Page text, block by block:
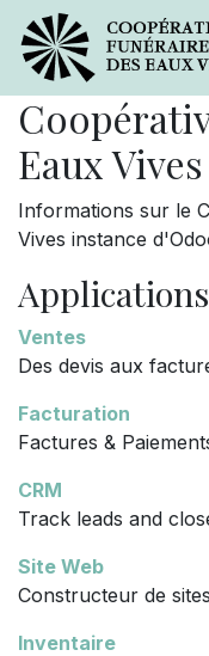
Eaux Vives
Informations sur le
Vives instance
Ventes
Des devis aux
Facturation
Factures &
CRM
Track leads and
Site Web
Constructeur de
Inventaire